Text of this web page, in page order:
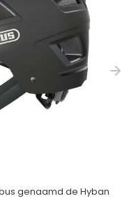
genaamd de Hyban